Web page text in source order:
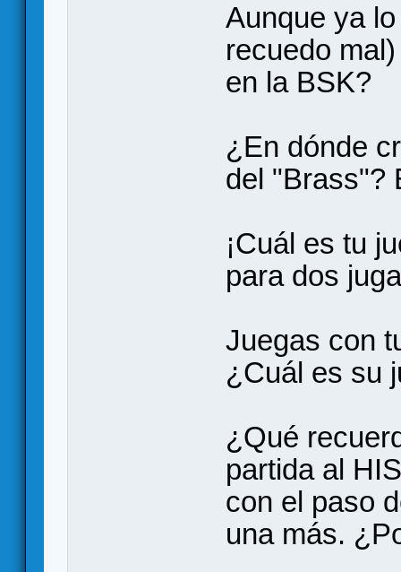
Aunque ya
recuedo
en la BSK?
¿En dónde
del "Brass"?
¡Cuál es tu
para dos
Juegas con
¿Cuál es su
¿Qué
partida al
con el paso
una más.